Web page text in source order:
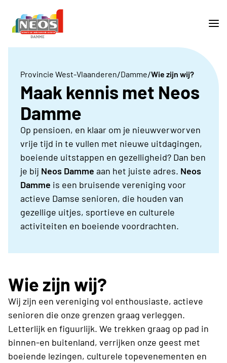
Provincie West-Vlaanderen/Damme/Wie zijn wij?
Maak kennis met Neos
Damme
Op pensioen, en klaar om je nieuwverworven
vrije tijd in te vullen met nieuwe uitdagingen,
boeiende uitstappen en gezelligheid? Dan ben
je bij Neos Damme aan het juiste adres. Neos
Damme is een bruisende vereniging voor
actieve Damse senioren, die houden van
gezellige uitjes, sportieve en culturele
activiteiten en boeiende voordrachten.
Wie zijn wij?
Wij zijn een vereniging vol enthousiaste, actieve
senioren die onze grenzen graag verleggen.
Letterlijk en figuurlijk. We trekken graag op pad in
binnen-en buitenland, verrijken onze geest met
boeiende lezingen, culturele topevenementen en